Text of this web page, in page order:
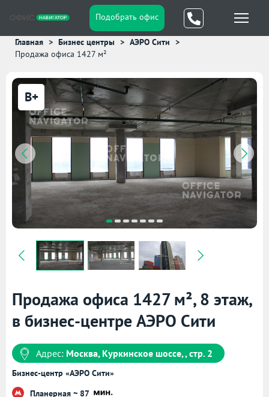
Подобрать офис
Главная Бизнес центры
АЭРО Сити
Продажа офиса 1427 м²
B+
Продажа офиса 1427 м², 8 этаж,
в бизнес-центре АЭРО Сити
Адрес: Москва, Куркинское шоссе, , стр. 2
Бизнес-центр «АЭРО Сити»
Планерная ~ 87